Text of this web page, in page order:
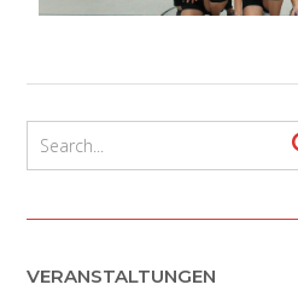
VERANSTALTUNGEN